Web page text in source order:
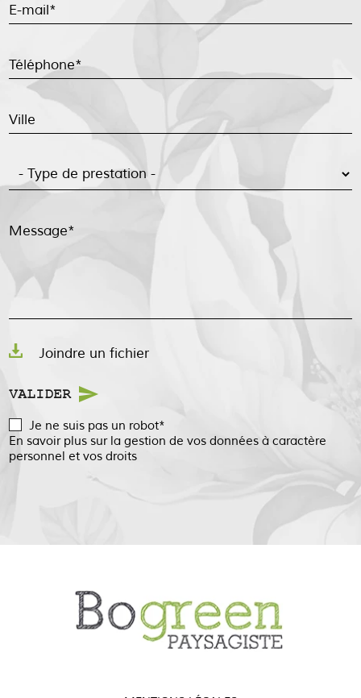
E-mail*
Téléphone*
Ville
Message*
Joindre un fichier
VALIDER
Je ne suis pas un robot*
En savoir plus sur la gestion de vos données à caractère
personnel et vos droits